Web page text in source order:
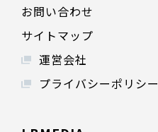
お問い合わせ
サイトマップ
運営会社
プライバシーポリシー